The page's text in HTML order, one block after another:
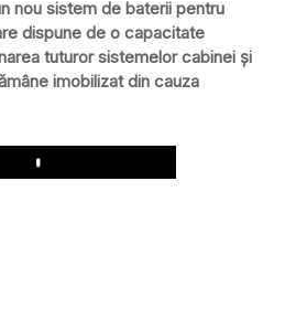
nou sistem de baterii pentru
dispune de o capacitate
tuturor sistemelor cabinei şi
imobilizat din cauza
Play